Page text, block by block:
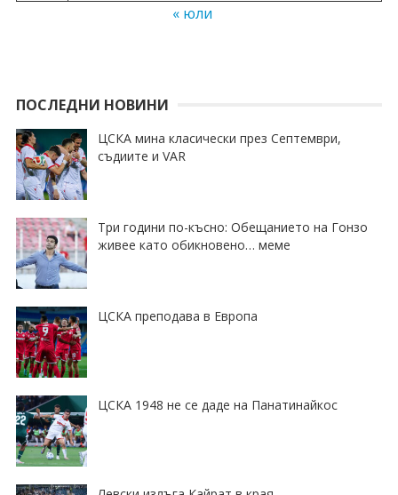
« юли
ПОСЛЕДНИ НОВИНИ
ЦСКА мина класически през Септември,
съдиите и VAR
Три години по-късно: Обещанието на Гонзо
живее като обикновено… меме
ЦСКА преподава в Европа
ЦСКА 1948 не се даде на Панатинайкос